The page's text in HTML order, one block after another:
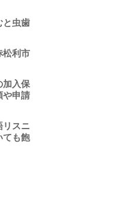
と虫歯
松利市
加入保
や申請
リスニ
ても飽